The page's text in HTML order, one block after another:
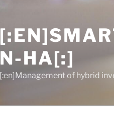
N-HA[:]
[:en]Management of hybrid